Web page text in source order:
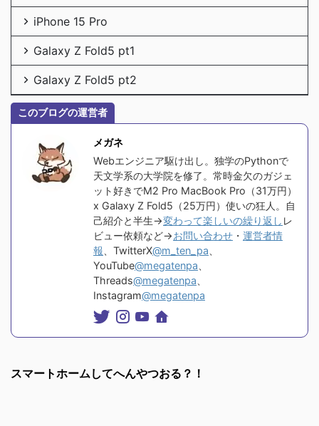
iPhone 15 Pro
Galaxy Z Fold5 pt1
Galaxy Z Fold5 pt2
このブログの運営者
メガネ
Webエンジニア駆け出し。独学のPythonで
天文学系の大学院を修了。常時金欠のガジェ
ット好きでM2 Pro MacBook Pro（31万円）
x Galaxy Z Fold5（25万円）使いの狂人。自
己紹介と半生→変わって楽しいの繰り返し レ
ビュー依頼など→お問い合わせ ・ 運営者情
報 、TwitterX@m_ten_pa
YouTube@megatenpa
Threads@megatenpa
Instagram@megatenpa
スマートホームしてへんやつおる？！